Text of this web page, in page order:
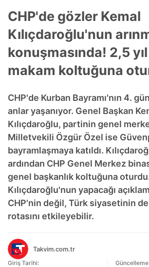
CHP'de gözler Kemal
Kılıçdaroğlu'nun
konuşmasında! 2,5
makam koltuğuna
CHP'de Kurban Bayramı'nın 4.
anlar yaşanıyor. Genel Başkan
Kılıçdaroğlu, partinin genel
Milletvekili Özgür Özel ise
bayramlaşmaya katıldı.
ardından CHP Genel Merkez
genel başkanlık koltuğuna
Kılıçdaroğlu'nun yapacağı
CHP'nin değil, Türk siyasetinin
rotasını etkileyebilir.
Takvim.com.tr
Giriş Tarihi: